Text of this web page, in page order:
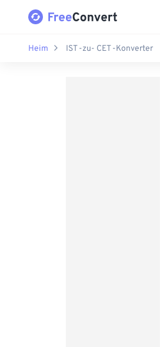
Heim IST -zu- CET -Konverter